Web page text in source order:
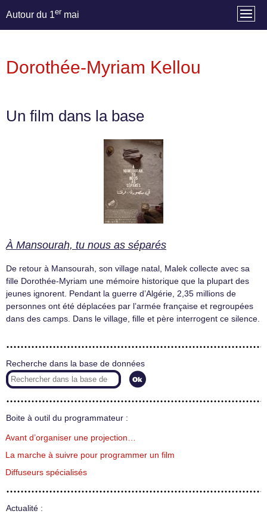
Autour du 1er mai
Dorothée-Myriam Kellou
Un film dans la base
À Mansourah, tu nous as séparés
De retour à Mansourah, son village natal, Malek collecte avec sa
fille Dorothée-Myriam une mémoire historique que la plupart des
jeunes ignorent. Pendant la guerre d’Algérie, 2,35 millions de
personnes ont été déplacées par l’armée française et regroupées
dans des camps. Dans le village, fille et père interrogent ce silence.
Recherche dans la base de données
Boite à outil du programmateur :
Avant d’organiser une projection…
La marche à suivre pour programmer un film
Diffuseurs spécialisés
Actualité :